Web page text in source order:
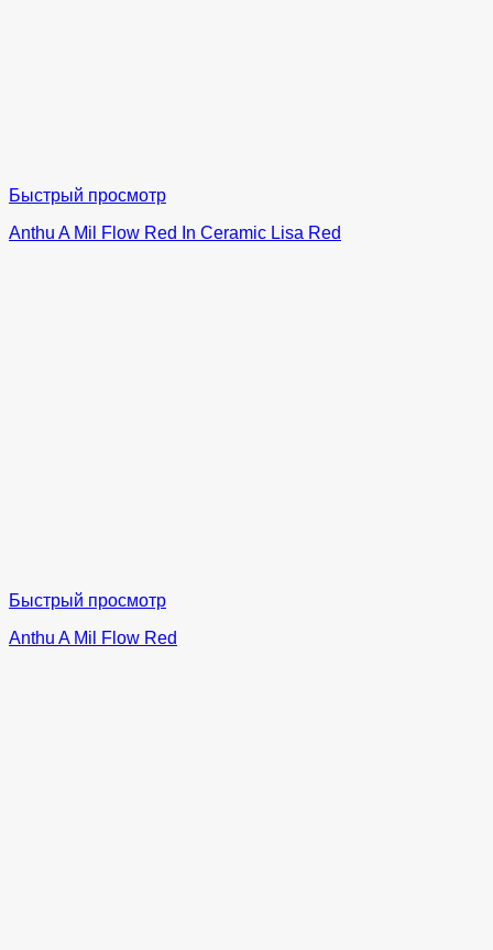
Быстрый просмотр
Anthu A Mil Flow Red In Ceramic Lisa Red
Быстрый просмотр
Anthu A Mil Flow Red